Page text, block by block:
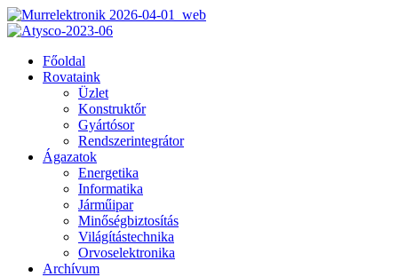
Főoldal
Rovataink
Üzlet
Konstruktőr
Gyártósor
Rendszerintegrátor
Ágazatok
Energetika
Informatika
Járműipar
Minőségbiztosítás
Világítástechnika
Orvoselektronika
Archívum